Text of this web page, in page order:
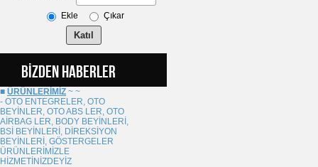
Ekle Çıkar
BİZDEN HABERLER
■ ÜRÜNLERİMİZ ~ ~
- OTO ENTEGRELER, OTO
BEYİNLER, OTO ABS LER, OTO
AİRBAG LER, BODY BEYİNLERİ,
BSİ BEYİNLERİ, DİREKSİYON
BEYİNLERİ, GÖSTERGELER
ÜRÜNLERİMİZLE
HİZMETİNİZDEYİZ